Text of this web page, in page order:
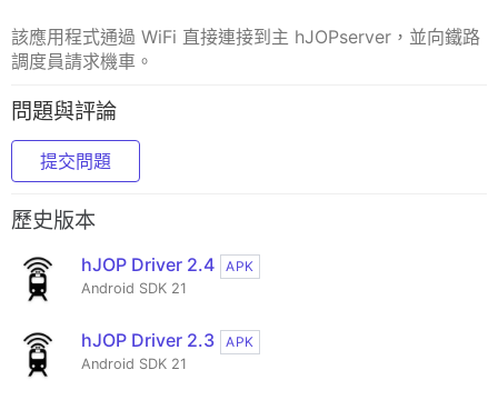
該應用程式通過 WiFi 直接連接到主 hJOPserver，並向鐵路
調度員請求機車。
問題與評論
提交問題
歷史版本
hJOP Driver 2.4
APK
Android SDK 21
hJOP Driver 2.3
APK
Android SDK 21